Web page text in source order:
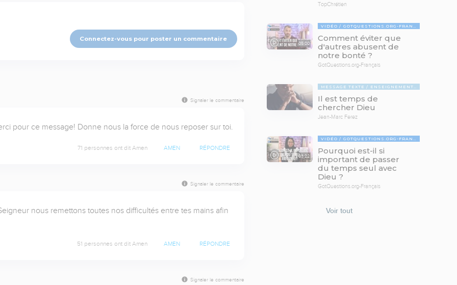
Connectez-vous pour poster un commentaire
Signaler le commentaire
pour ce message! Donne nous la force de nous reposer sur toi.
71 personnes ont dit Amen AMEN RÉPONDRE
Signaler le commentaire
nous remettons toutes nos difficultés entre tes mains afin
51 personnes ont dit Amen AMEN RÉPONDRE
Signaler le commentaire
TopChrétien
05:00
VIDÉO GOTQUESTIONS.ORG-FRANÇAIS
Comment éviter que
d'autres abusent de
notre bonté ?
GotQuestions.org-Français
MESSAGE TEXTE ENSEIGNEMENTS BIBLIQUES
Il est temps de
chercher Dieu
Jean-Marc Ferez
03:22
VIDÉO GOTQUESTIONS.ORG-FRANÇAIS
Pourquoi est-il si
important de passer
du temps seul avec
Dieu ?
GotQuestions.org-Français
Voir tout